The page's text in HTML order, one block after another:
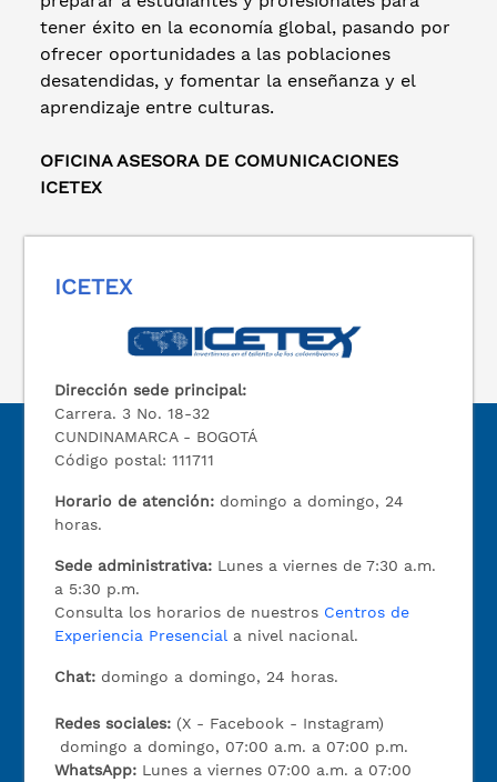
tener éxito en la economía global, pasando por
ofrecer oportunidades a las poblaciones
desatendidas, y fomentar la enseñanza y el
aprendizaje entre culturas.
OFICINA ASESORA DE COMUNICACIONES
ICETEX
ICETEX
Dirección sede principal:
Carrera. 3 No. 18-32
CUNDINAMARCA - BOGOTÁ
Código postal: 111711
Horario de atención: domingo a domingo, 24
horas.
Sede administrativa: Lunes a viernes de 7:30 a.m.
a 5:30 p.m.
Consulta los horarios de nuestros Centros de
Experiencia Presencial a nivel nacional.
Chat: domingo a domingo, 24 horas.
Redes sociales: (X - Facebook - Instagram)
domingo a domingo, 07:00 a.m. a 07:00 p.m.
WhatsApp: Lunes a viernes 07:00 a.m. a 07:00